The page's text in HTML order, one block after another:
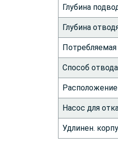
Глубина
Глубина
Способ отвода
Расположение
Насос для
Удлинен.